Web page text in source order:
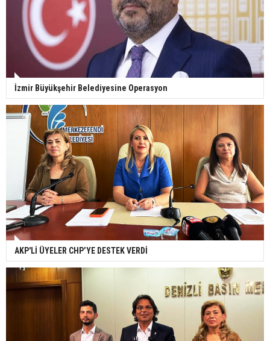
İzmir Büyükşehir Belediyesine Operasyon
AKP'Lİ ÜYELER CHP’YE DESTEK VERDİ